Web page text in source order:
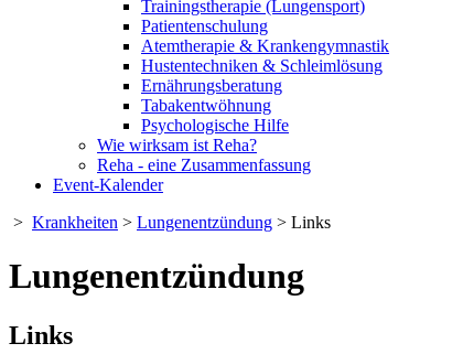
Trainingstherapie (Lungensport)
Patientenschulung
Atemtherapie & Krankengymnastik
Hustentechniken & Schleimlösung
Ernährungsberatung
Tabakentwöhnung
Psychologische Hilfe
Wie wirksam ist Reha?
Reha - eine Zusammenfassung
Event-Kalender
> Krankheiten > Lungenentzündung > Links
Lungenentzündung
Links